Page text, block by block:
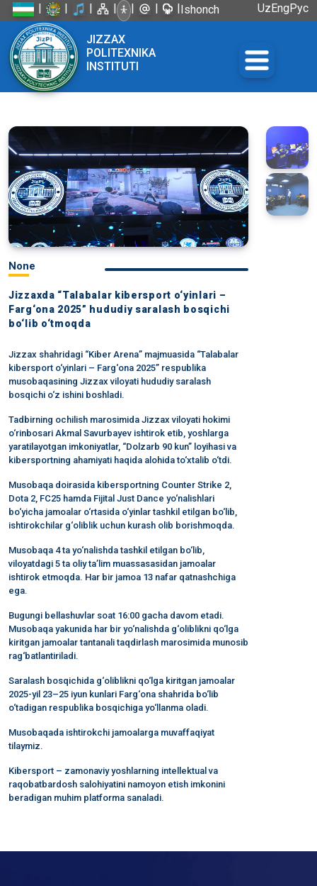
| | | | | | |Ishonch
UzEngРус
JIZZAX
POLITEXNIKA
INSTITUTI
None
Jizzaxda “Talabalar kibersport o‘yinlari –
Farg‘ona 2025” hududiy saralash bosqichi
bo‘lib o‘tmoqda
Jizzax shahridagi “Kiber Arena” majmuasida “Talabalar
kibersport o‘yinlari – Farg‘ona 2025” respublika
musobaqasining Jizzax viloyati hududiy saralash
bosqichi o‘z ishini boshladi.
Tadbirning ochilish marosimida Jizzax viloyati hokimi
o‘rinbosari Akmal Savurbayev ishtirok etib, yoshlarga
yaratilayotgan imkoniyatlar, “Dolzarb 90 kun” loyihasi va
kibersportning ahamiyati haqida alohida to‘xtalib o‘tdi.
Musobaqa doirasida kibersportning Counter Strike 2,
Dota 2, FC25 hamda Fijital Just Dance yo‘nalishlari
bo‘yicha jamoalar o‘rtasida o‘yinlar tashkil etilgan bo‘lib,
ishtirokchilar g‘oliblik uchun kurash olib borishmoqda.
Musobaqa 4 ta yo‘nalishda tashkil etilgan bo‘lib,
viloyatdagi 5 ta oliy ta’lim muassasasidan jamoalar
ishtirok etmoqda. Har bir jamoa 13 nafar qatnashchiga
ega.
Bugungi bellashuvlar soat 16:00 gacha davom etadi.
Musobaqa yakunida har bir yo‘nalishda g‘oliblikni qo‘lga
kiritgan jamoalar tantanali taqdirlash marosimida munosib
rag‘batlantiriladi.
Saralash bosqichida g‘oliblikni qo‘lga kiritgan jamoalar
2025-yil 23–25 iyun kunlari Farg‘ona shahrida bo‘lib
o‘tadigan respublika bosqichiga yo‘llanma oladi.
Musobaqada ishtirokchi jamoalarga muvaffaqiyat
tilaymiz.
Kibersport – zamonaviy yoshlarning intellektual va
raqobatbardosh salohiyatini namoyon etish imkonini
beradigan muhim platforma sanaladi.